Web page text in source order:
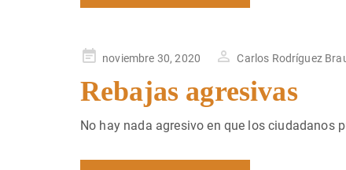
Publicado
noviembre 30, 2020 Carlos Rodríguez
Rebajas agresivas
No hay nada agresivo en que los ciudadanos